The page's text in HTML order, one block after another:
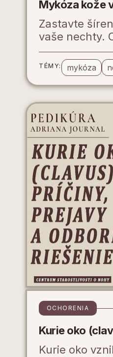
Mykóza kože
Zastavte
vaše nechty.
TÉMY: mykóza
OCHORENIA
Kurie oko
Kurie oko